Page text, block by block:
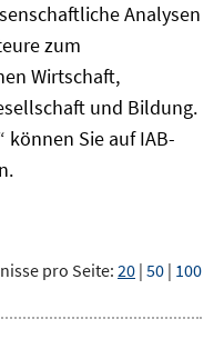
Analysen
zum
Wirtschaft,
und Bildung.
können Sie auf IAB-
pro Seite:20 | 50 | 100